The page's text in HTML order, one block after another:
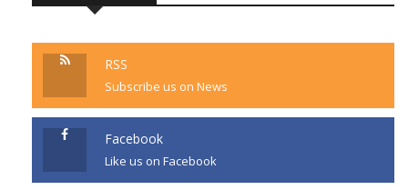
RSS
Subscribe us on News
Facebook
Like us on Facebook